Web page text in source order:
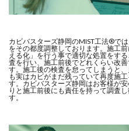
カビバスターズ静岡のMIST工法®で
をその都度調整しております。施工
える化」を行う事で適切な処置をす
査を行い、施工前後でどれくらい改
す。施工後の検査を怠ってしまうと
も実はカビがまだ残っていて再度施
す。カビバスターズ静岡はお客様が
りと施工前後にも責任を持って調査
す。